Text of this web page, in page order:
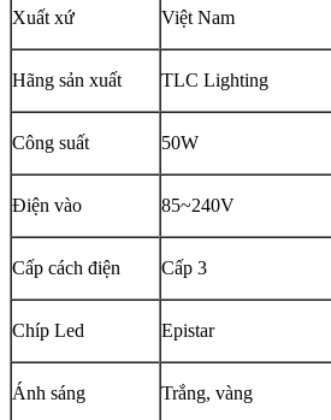
Xuất xứ Việt Nam
Hãng sản xuất TLC Lighting
Công suất 50W
Điện vào 85~240V
Cấp cách điện Cấp 3
Chíp Led Epistar
Ánh sáng Trắng, vàng